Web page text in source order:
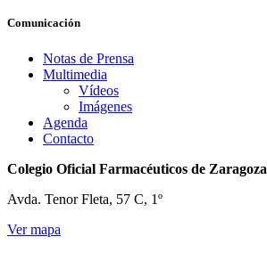
Comunicación
Notas de Prensa
Multimedia
Vídeos
Imágenes
Agenda
Contacto
Colegio Oficial Farmacéuticos de Zaragoza
Avda. Tenor Fleta, 57 C, 1º
Ver mapa